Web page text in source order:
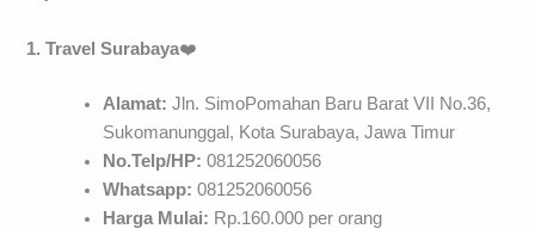
1. Travel Surabaya❤️
Alamat: Jln. SimoPomahan Baru Barat VII No.36,
Sukomanunggal, Kota Surabaya, Jawa Timur
No.Telp/HP: 081252060056
Whatsapp:081252060056
Harga Mulai: Rp.160.000 per orang